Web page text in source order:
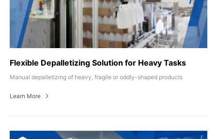
Flexible Depalletizing Solution for Heavy Tasks
Manual depalletizing of heavy, fragile or oddly-shaped products
Learn More